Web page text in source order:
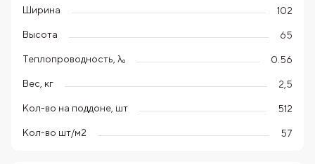
Ширина 102
Высота 65
Теплопроводность, λ₀ 0.56
Вес, кг 2,5
Кол-во на поддоне, шт 512
Кол-во шт/м2 57